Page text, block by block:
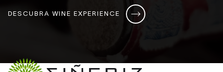
DESCUBRA WINE EXPERIENCE